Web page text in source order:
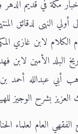
الفقهي العام لعلماء